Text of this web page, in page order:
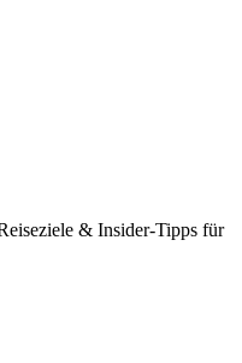
& Insider-Tipps für